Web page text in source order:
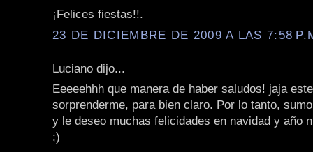
¡Felices fiestas!!.
23 DE DICIEMBRE DE 2009 A LAS 7:58
Luciano dijo...
Eeeeehhh que manera de haber saludos! jaja
sorprenderme, para bien claro. Por lo tanto,
y le deseo muchas felicidades en navidad y año
;)